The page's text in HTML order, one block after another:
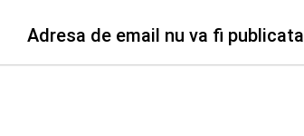
Adresa de email nu va fi publicata